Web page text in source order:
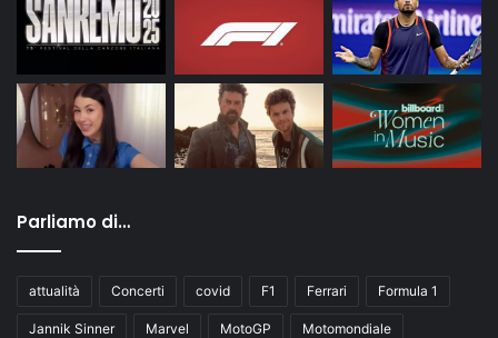
Parliamo di…
attualità Concerti covid F1 Ferrari Formula 1
Jannik Sinner Marvel MotoGP Motomondiale